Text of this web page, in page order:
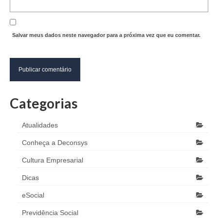
Salvar meus dados neste navegador para a próxima vez que eu comentar.
Categorias
Atualidades
Conheça a Deconsys
Cultura Empresarial
Dicas
eSocial
Previdência Social